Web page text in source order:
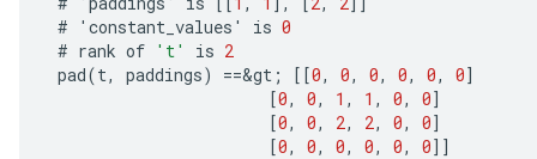
#
' constant_values ' is 0
# rank of 't' is 2
pad(t, paddings) ==&gt ; [[0, 0, 0, 0, 0, 0]
[0, 0, 1 , 1 , 0, 0]
[0, 0, 2, 2, 0, 0]
[0, 0, 0, 0, 0, 0]]